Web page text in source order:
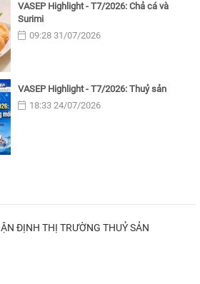
VASEP Highlight - T7/2026: Chả cá và
Surimi
09:28 31/07/2026
VASEP Highlight - T7/2026: Thuỷ sản
18:33 24/07/2026
ĐỊNH THỊ TRƯỜNG THUỶ SẢN